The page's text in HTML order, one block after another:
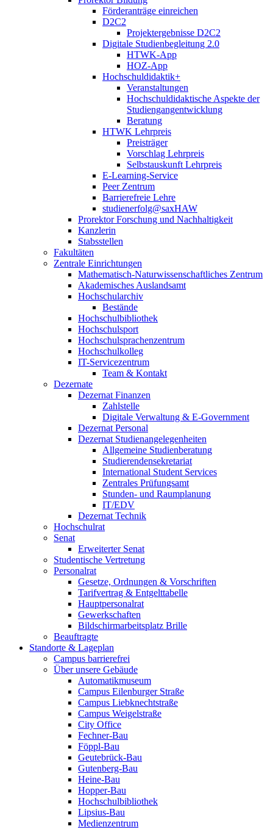
Förderanträge einreichen
D2C2
Projektergebnisse D2C2
Digitale Studienbegleitung 2.0
HTWK-App
HOZ-App
Hochschuldidaktik+
Veranstaltungen
Hochschuldidaktische Aspekte der
Studiengangentwicklung
Beratung
HTWK Lehrpreis
Preisträger
Vorschlag Lehrpreis
Selbstauskunft Lehrpreis
E-Learning-Service
Peer Zentrum
Barrierefreie Lehre
studienerfolg@saxHAW
Prorektor Forschung und Nachhaltigkeit
Kanzlerin
Stabsstellen
Fakultäten
Zentrale Einrichtungen
Mathematisch-Naturwissenschaftliches Zentrum
Akademisches Auslandsamt
Hochschularchiv
Bestände
Hochschulbibliothek
Hochschulsport
Hochschulsprachenzentrum
Hochschulkolleg
IT-Servicezentrum
Team & Kontakt
Dezernate
Dezernat Finanzen
Zahlstelle
Digitale Verwaltung & E-Government
Dezernat Personal
Dezernat Studienangelegenheiten
Allgemeine Studienberatung
Studierendensekretariat
International Student Services
Zentrales Prüfungsamt
Stunden- und Raumplanung
IT/EDV
Dezernat Technik
Hochschulrat
Senat
Erweiterter Senat
Studentische Vertretung
Personalrat
Gesetze, Ordnungen & Vorschriften
Tarifvertrag & Entgelttabelle
Hauptpersonalrat
Gewerkschaften
Bildschirmarbeitsplatz Brille
Beauftragte
Standorte & Lageplan
Campus barrierefrei
Über unsere Gebäude
Automatikmuseum
Campus Eilenburger Straße
Campus Liebknechtstraße
Campus Weigelstraße
City Office
Fechner-Bau
Föppl-Bau
Geutebrück-Bau
Gutenberg-Bau
Heine-Bau
Hopper-Bau
Hochschulbibliothek
Lipsius-Bau
Medienzentrum